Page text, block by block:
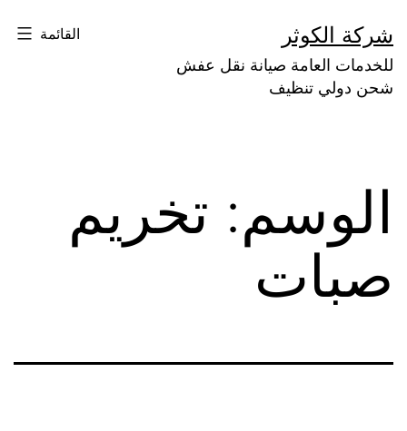
إلى
المحتوى
شركة الكوثر
للخدمات العامة صيانة نقل عفش
شحن دولي تنظيف
القائمة
الوسم: تخريم
صبات